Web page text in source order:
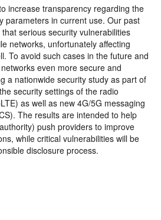
increase transparency regarding the
parameters in current use. Our past
serious security vulnerabilities
networks, unfortunately affecting
To avoid such cases in the future and
even more secure and
a nationwide security study as part of
security settings of the radio
as well as new 4G/5G messaging
The results are intended to help
push providers to improve
while critical vulnerabilities will be
disclosure process.